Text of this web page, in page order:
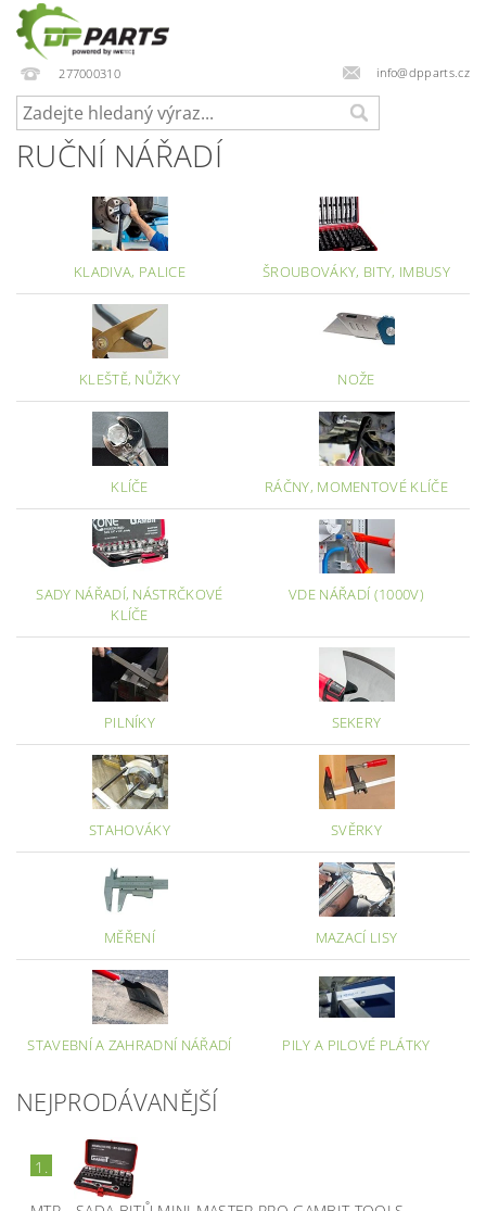
277000310 info@dpparts.cz
RUČNÍ NÁŘADÍ
KLADIVA, PALICE ŠROUBOVÁKY, BITY, IMBUSY
KLEŠTĚ, NŮŽKY NOŽE
KLÍČE RÁČNY, MOMENTOVÉ KLÍČE
SADY NÁŘADÍ, NÁSTRČKOVÉ
KLÍČE
VDE NÁŘADÍ (1000V)
PILNÍKY SEKERY
STAHOVÁKY SVĚRKY
MĚŘENÍ MAZACÍ LISY
STAVEBNÍ A ZAHRADNÍ NÁŘADÍ PILY A PILOVÉ PLÁTKY
NEJPRODÁVANĚJŠÍ
1.